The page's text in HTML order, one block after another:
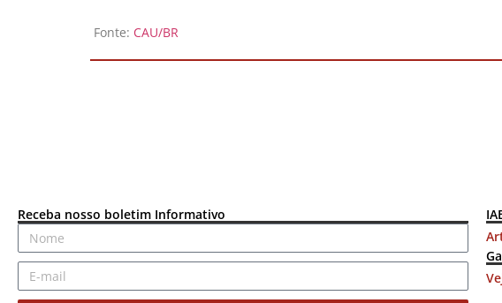
Fonte: CAU/BR
Receba nosso boletim Informativo